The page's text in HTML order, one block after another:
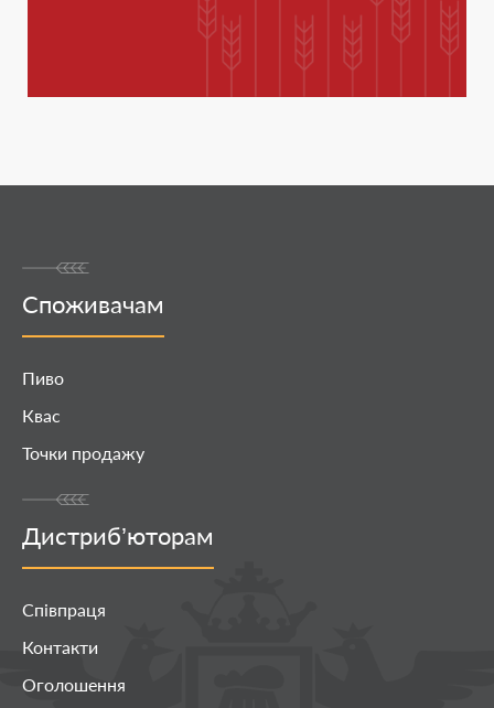
Споживачам
Пиво
Квас
Точки продажу
Дистриб’юторам
Співпраця
Контакти
Оголошення